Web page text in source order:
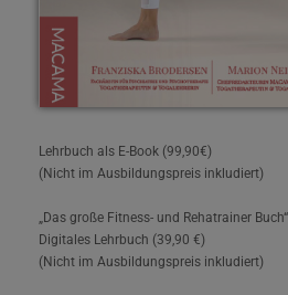
Lehrbuch als E-Book (99,90€)
(Nicht im Ausbildungspreis inkludiert)
„Das große Fitness- und Rehatrainer
Digitales Lehrbuch (39,90 €)
(Nicht im Ausbildungspreis inkludiert)